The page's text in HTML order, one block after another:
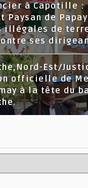
à Capotille :
Paysan de
illégales de
ses
Est/
officielle de Me
à la tête du